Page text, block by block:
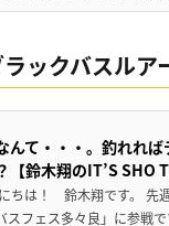
ックバスルア
んて・・・。釣れれ
鈴木翔のIT’S SHO
ちは！ 鈴木翔です。 先
スフェス多々良」に参戦